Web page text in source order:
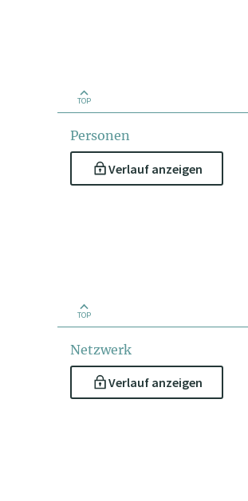
TOP
Personen
Verlauf anzeigen
TOP
Netzwerk
Verlauf anzeigen